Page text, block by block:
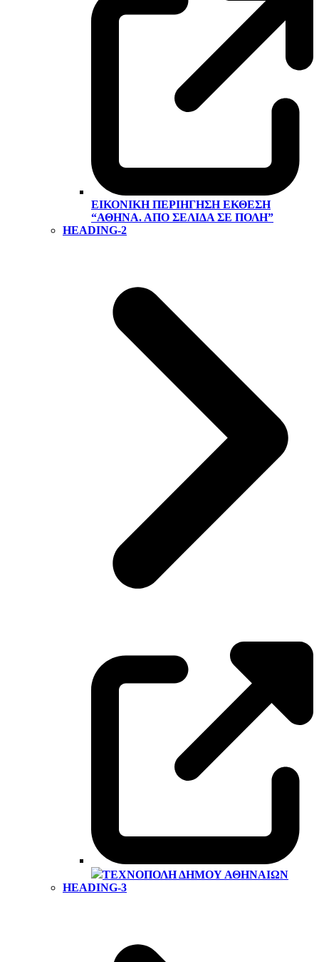
ΕΙΚΟΝΙΚΉ ΠΕΡΙΉΓΗΣΗ ΕΚΘΕΣΗ
“ΑΘΉΝΑ. ΑΠΌ ΣΕΛΊΔΑ ΣΕ ΠΌΛΗ”
HEADING-2
ΤΕΧΝΌΠΟΛΗ ΔΉΜΟΥ ΑΘΗΝΑΊΩΝ
HEADING-3